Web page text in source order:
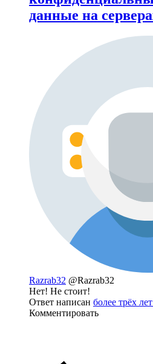
данные на
Razrab32 @Razrab32
Нет! Не стоит!
Ответ написан более трёх
Комментировать